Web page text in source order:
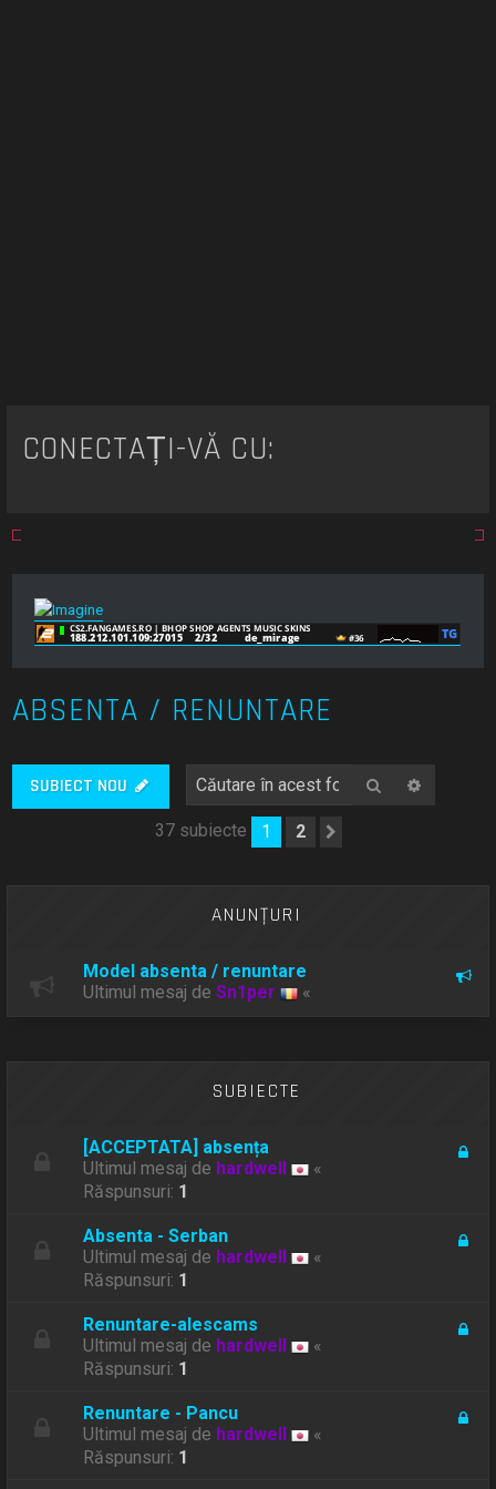
CONECTAȚI-VĂ CU:
ABSENTA / RENUNTARE
SUBIECT NOU Căutare
37 subiecte 1 2
ANUNŢURI
Model absenta / renuntare
Ultimul mesaj deSn1per «
SUBIECTE
[ACCEPTATA] absența
Ultimul mesaj de hardwell
«
Răspunsuri: 1
Absenta - Serban
Ultimul mesaj de hardwell
«
Răspunsuri: 1
Renuntare-alescams
Ultimul mesaj de hardwell
«
Răspunsuri: 1
Renuntare - Pancu
Ultimul mesaj de hardwell
«
Răspunsuri: 1